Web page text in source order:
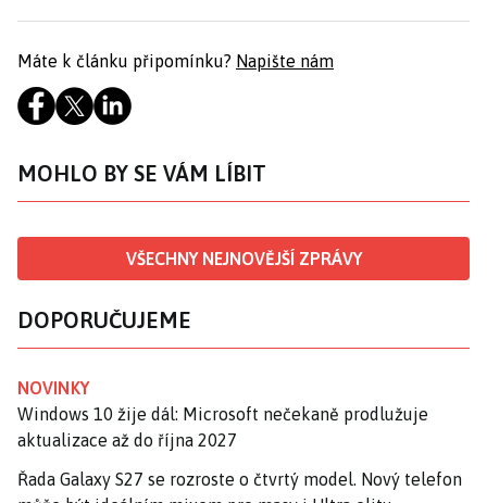
Máte k článku připomínku? Napište nám
MOHLO BY SE VÁM LÍBIT
VŠECHNY NEJNOVĚJŠÍ ZPRÁVY
DOPORUČUJEME
NOVINKY
Windows 10 žije dál: Microsoft nečekaně prodlužuje
aktualizace až do října 2027
Řada Galaxy S27 se rozroste o čtvrtý model. Nový telefon